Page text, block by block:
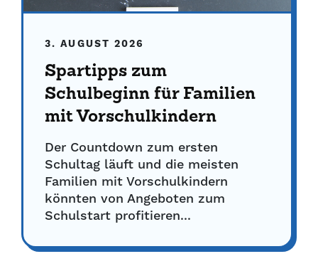
3. AUGUST 2026
Spartipps zum
Schulbeginn für Familien
mit Vorschulkindern
Der Countdown zum ersten
Schultag läuft und die meisten
Familien mit Vorschulkindern
könnten von Angeboten zum
Schulstart profitieren...